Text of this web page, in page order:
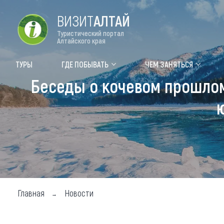
Форум VISIT ALTAI
Туры Где
Топ
ВИЗИТАЛТАЙ
Туристический портал
Алтайского края
ТУРЫ ГДЕ ПОБЫВАТЬ ЧЕМ ЗАНЯТЬСЯ
Беседы о кочевом
Главная Новости